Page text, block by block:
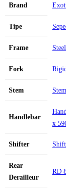
Brand
Tipe
Frame Steel
Fork
Stem
Handlebar
x
Shifter
Rear
Derailleur
RD